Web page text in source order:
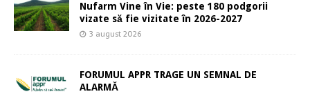
Nufarm Vine în Vie: peste 180 podgorii
vizate să fie vizitate în 2026-2027
3 august 2026
FORUMUL APPR TRAGE UN SEMNAL DE
ALARMĂ